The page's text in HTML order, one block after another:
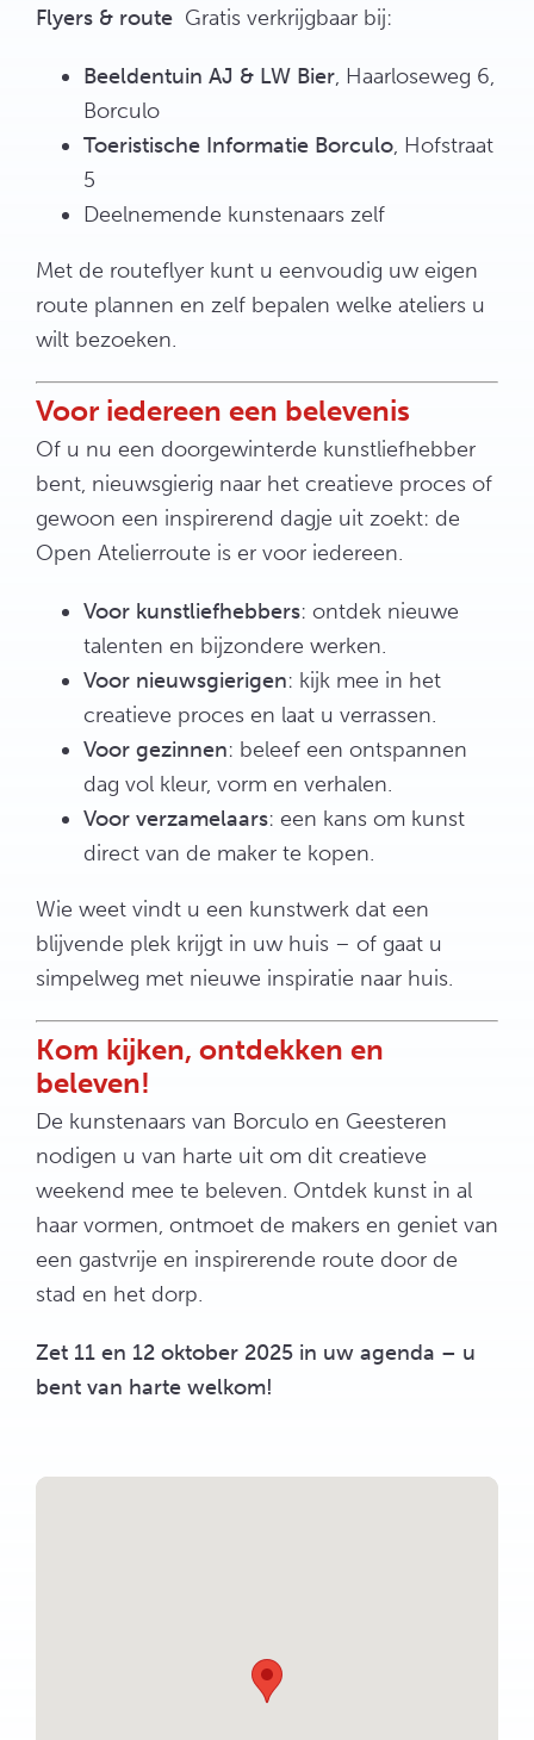
Flyers & route Gratis verkrijgbaar bij:
Beeldentuin AJ & LW Bier, Haarloseweg 6,
Borculo
Toeristische Informatie Borculo, Hofstraat
5
Deelnemende kunstenaars zelf
Met de routeflyer kunt u eenvoudig uw eigen
route plannen en zelf bepalen welke ateliers u
wilt bezoeken.
Voor iedereen een belevenis
Of u nu een doorgewinterde kunstliefhebber
bent, nieuwsgierig naar het creatieve proces of
gewoon een inspirerend dagje uit zoekt: de
Open Atelierroute is er voor iedereen.
Voor kunstliefhebbers: ontdek nieuwe
talenten en bijzondere werken.
Voor nieuwsgierigen: kijk mee in het
creatieve proces en laat u verrassen.
Voor gezinnen: beleef een ontspannen
dag vol kleur, vorm en verhalen.
Voor verzamelaars: een kans om kunst
direct van de maker te kopen.
Wie weet vindt u een kunstwerk dat een
blijvende plek krijgt in uw huis – of gaat u
simpelweg met nieuwe inspiratie naar huis.
Kom kijken, ontdekken en
beleven!
De kunstenaars van Borculo en Geesteren
nodigen u van harte uit om dit creatieve
weekend mee te beleven. Ontdek kunst in al
haar vormen, ontmoet de makers en geniet van
een gastvrije en inspirerende route door de
stad en het dorp.
Zet 11 en 12 oktober 2025 in uw agenda – u
bent van harte welkom!